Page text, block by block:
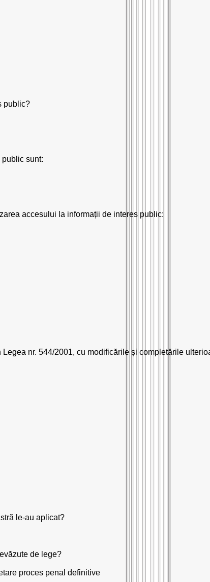
public?
sunt:
accesului la informații de interes public:
nr. 544/2001, cu modificările și completările
le-au aplicat?
de lege?
proces penal definitive